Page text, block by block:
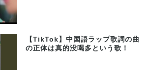
【TikTok】中国語ラップ歌詞の曲
の正体は真的没喝多という歌！